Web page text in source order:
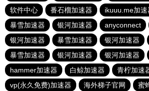
软件中心
番石榴加速器
ikuuu.me加速
暴雪加速器
银河加速器 anyconnect
银河加速器
暴雪加速器 银河加速器
暴雪加速器
银河加速器 银河加速器
hammer加速器
白鲸加速器
青柠加速
vp(永久免费)加速器
海外梯子官网
蜜